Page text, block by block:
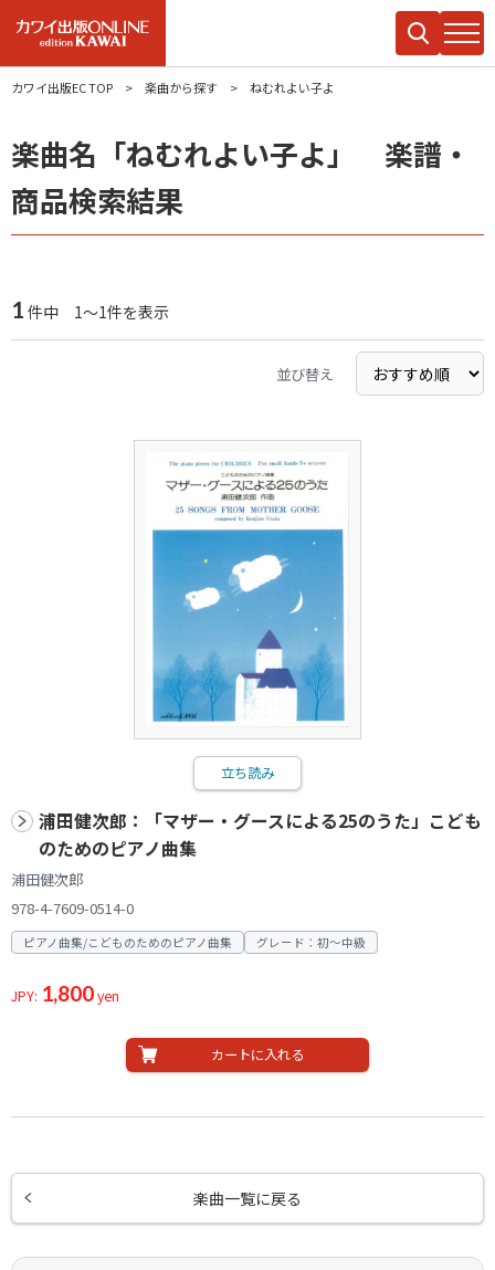
カワイ出版EC TOP 楽曲から探す ねむれよい子よ
楽曲名「ねむれよい子よ」 楽譜・
商品検索結果
1 件中 1～1件を表示
並び替え
立ち読み
浦田健次郎：「マザー・グースによる25のうた」こども
のためのピアノ曲集
浦田健次郎
978-4-7609-0514-0
ピアノ曲集/こどものためのピアノ曲集 グレード：初～中級
JPY: 1,800yen
カートに入れる
楽曲一覧に戻る